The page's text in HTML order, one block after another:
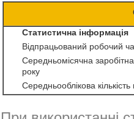
Статистична інформація
Відпрацьований робочий
Середньомісячна
року
Середньооблікова